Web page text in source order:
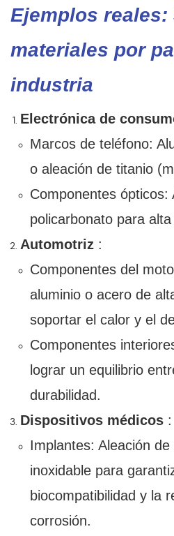
Ejemplos reales:
materiales por
industria
Electrónica de
Marcos de teléfono:
o aleación de titanio
Componentes ópticos:
policarbonato para
Automotriz :
Componentes del
aluminio o acero de
soportar el calor y el
Componentes
lograr un equilibrio
durabilidad.
Dispositivos médicos :
Implantes: Aleación
inoxidable para
biocompatibilidad y la
corrosión.